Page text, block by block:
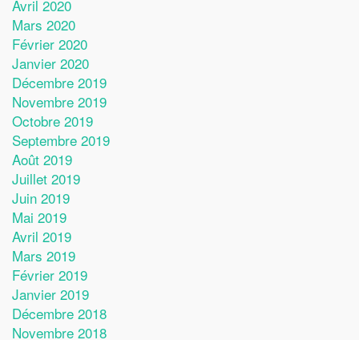
Avril 2020
Mars 2020
Février 2020
Janvier 2020
Décembre 2019
Novembre 2019
Octobre 2019
Septembre 2019
Août 2019
Juillet 2019
Juin 2019
Mai 2019
Avril 2019
Mars 2019
Février 2019
Janvier 2019
Décembre 2018
Novembre 2018